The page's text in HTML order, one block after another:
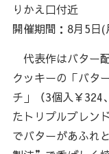
りかえ口付近
開催期間：8月5日
代表作はバター
クッキーの「バタ
チ」（3個入￥
たトリプルブレン
でバターがあふれ